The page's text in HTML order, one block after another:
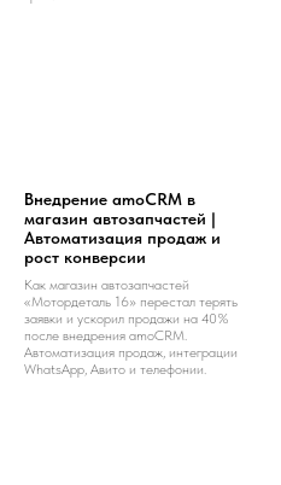
Внедрение amoCRM в
магазин автозапчастей |
Автоматизация продаж и
рост конверсии
Как магазин автозапчастей
«Мотордеталь 16» перестал терять
заявки и ускорил продажи на 40%
после внедрения amoCRM.
Автоматизация продаж, интеграции
WhatsApp, Авито и телефонии.